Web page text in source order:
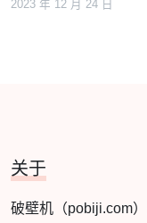
2023 年 12 月 24 日
关于
破壁机（pobiji.com